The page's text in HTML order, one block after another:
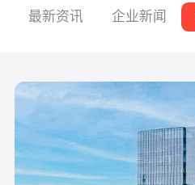
最新资讯 企业新闻